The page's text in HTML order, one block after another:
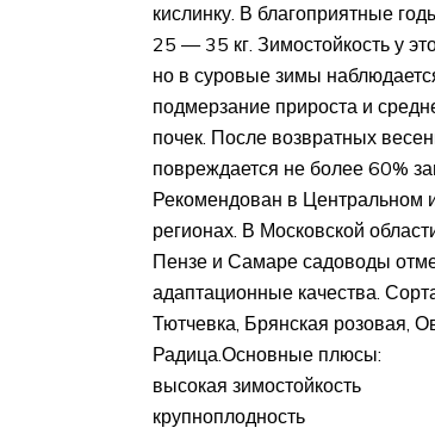
кислинку. В благоприятные
25 — 35 кг. Зимостойкость у
но в суровые зимы
подмерзание прироста и
почек. После возвратных
повреждается не более 60%
Рекомендован в Центральном
регионах. В Московской
Пензе и Самаре садоводы
адаптационные качества.
Тютчевка, Брянская розовая,
Радица.Основные плюсы:
высокая зимостойкость
крупноплодность